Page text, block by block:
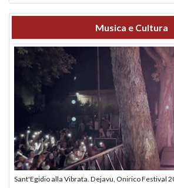
Musica e Cultura
Sant'Egidio alla Vibrata. Dejavu, Onirico Festival